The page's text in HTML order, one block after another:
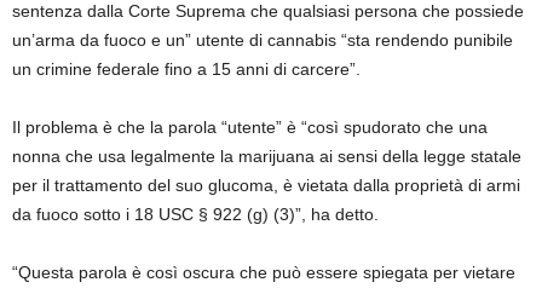
sentenza dalla Corte Suprema che qualsiasi persona che possiede
un’arma da fuoco e un” utente di cannabis “sta rendendo punibile
un crimine federale fino a 15 anni di carcere”.
Il problema è che la parola “utente” è “così spudorato che una
nonna che usa legalmente la marijuana ai sensi della legge statale
per il trattamento del suo glucoma, è vietata dalla proprietà di armi
da fuoco sotto i 18 USC § 922 (g) (3)”, ha detto.
“Questa parola è così oscura che può essere spiegata per vietare